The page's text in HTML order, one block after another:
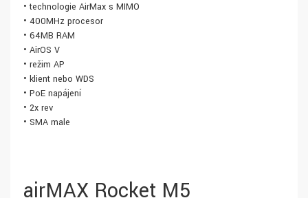
• technologie AirMax s MIMO
• 400MHz procesor
• 64MB RAM
• AirOS V
• režim AP
• klient nebo WDS
• PoE napájení
• 2x rev
• SMA male
airMAX Rocket M5